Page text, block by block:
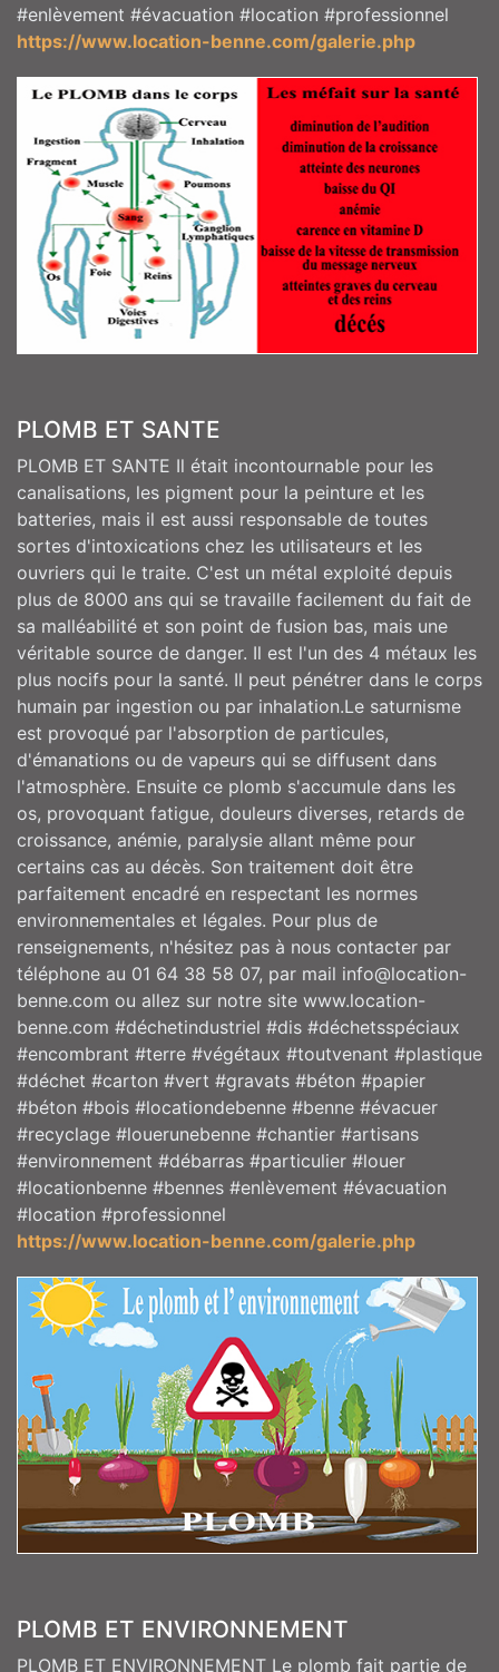
#enlèvement #évacuation #location #professionnel
https://www.location-benne.com/galerie.php
PLOMB ET SANTE
PLOMB ET SANTE Il était incontournable pour les
canalisations, les pigment pour la peinture et les
batteries, mais il est aussi responsable de toutes
sortes d'intoxications chez les utilisateurs et les
ouvriers qui le traite. C'est un métal exploité depuis
plus de 8000 ans qui se travaille facilement du fait de
sa malléabilité et son point de fusion bas, mais une
véritable source de danger. Il est l'un des 4 métaux les
plus nocifs pour la santé. Il peut pénétrer dans le corps
humain par ingestion ou par inhalation.Le saturnisme
est provoqué par l'absorption de particules,
d'émanations ou de vapeurs qui se diffusent dans
l'atmosphère. Ensuite ce plomb s'accumule dans les
os, provoquant fatigue, douleurs diverses, retards de
croissance, anémie, paralysie allant même pour
certains cas au décès. Son traitement doit être
parfaitement encadré en respectant les normes
environnementales et légales. Pour plus de
renseignements, n'hésitez pas à nous contacter par
téléphone au 01 64 38 58 07, par mail info@location-
benne.com ou allez sur notre site www.location-
benne.com #déchetindustriel #dis #déchetsspéciaux
#encombrant #terre #végétaux #toutvenant #plastique
#déchet #carton #vert #gravats #béton #papier
#béton #bois #locationdebenne #benne #évacuer
#recyclage #louerunebenne #chantier #artisans
#environnement #débarras #particulier #louer
#locationbenne #bennes #enlèvement #évacuation
#location #professionnel
https://www.location-benne.com/galerie.php
PLOMB ET ENVIRONNEMENT
PLOMB ET ENVIRONNEMENT Le plomb fait partie de